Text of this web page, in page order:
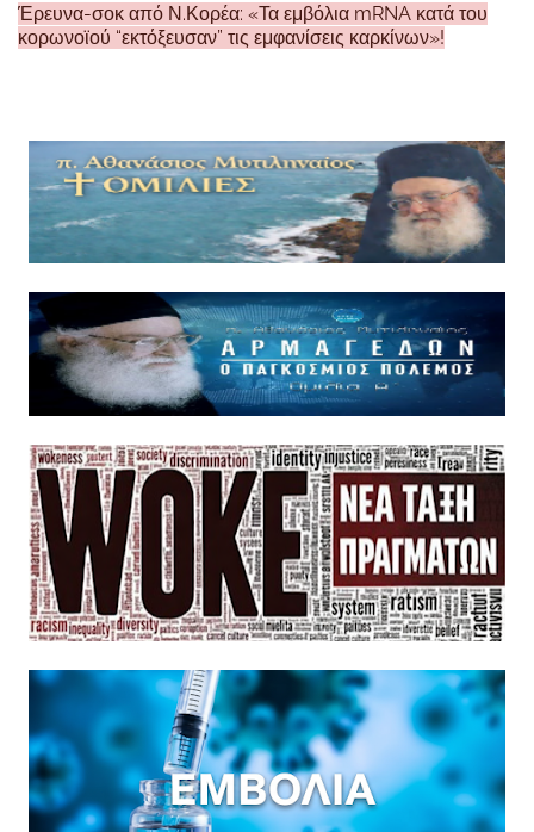
Έρευνα-σοκ από Ν.Κορέα: «Τα εμβόλια mRNA κατά του
κορωνοϊού “εκτόξευσαν” τις εμφανίσεις καρκίνων»!